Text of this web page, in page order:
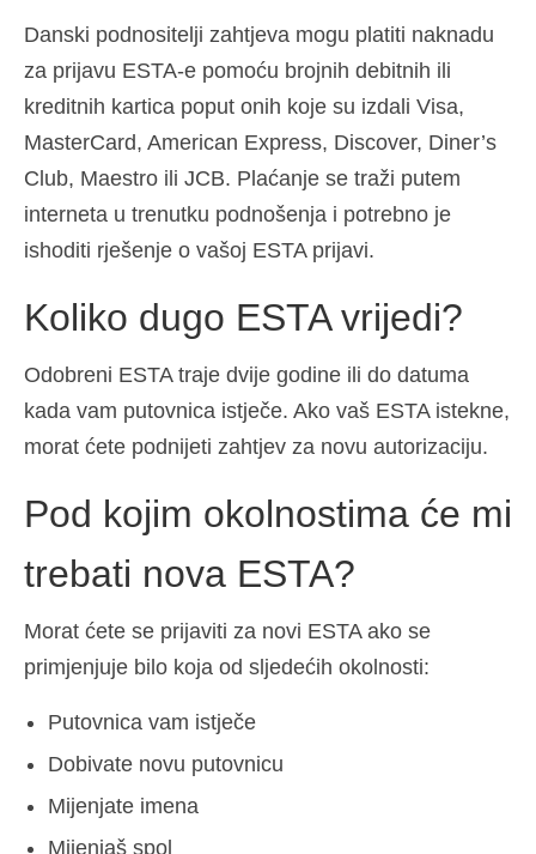
Danski podnositelji zahtjeva mogu platiti naknadu
za prijavu ESTA-e pomoću brojnih debitnih ili
kreditnih kartica poput onih koje su izdali Visa,
MasterCard, American Express, Discover, Diner’s
Club, Maestro ili JCB. Plaćanje se traži putem
interneta u trenutku podnošenja i potrebno je
ishoditi rješenje o vašoj ESTA prijavi.
Koliko dugo ESTA vrijedi?
Odobreni ESTA traje dvije godine ili do datuma
kada vam putovnica istječe. Ako vaš ESTA istekne,
morat ćete podnijeti zahtjev za novu autorizaciju.
Pod kojim okolnostima će mi
trebati nova ESTA?
Morat ćete se prijaviti za novi ESTA ako se
primjenjuje bilo koja od sljedećih okolnosti:
Putovnica vam istječe
Dobivate novu putovnicu
Mijenjate imena
Mijenjaš spol